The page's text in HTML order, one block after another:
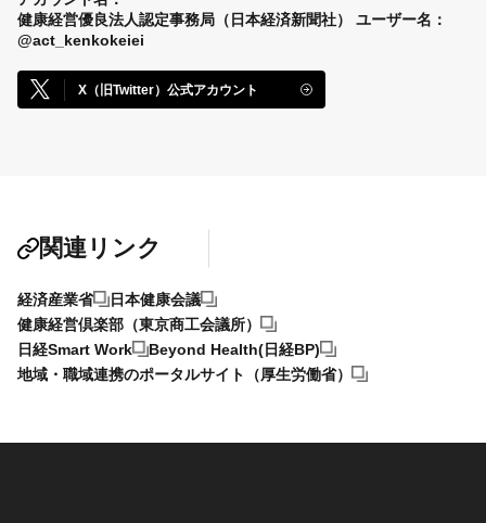
健康経営優良法人認定事務局（日本経済新聞社）
ユーザー名：
@act_kenkokeiei
X（旧Twitter）公式アカウント
関連リンク
経済産業省
日本健康会議
健康経営倶楽部（東京商工会議所）
日経Smart Work
Beyond Health(日経BP)
地域・職域連携のポータルサイト（厚生労働省）